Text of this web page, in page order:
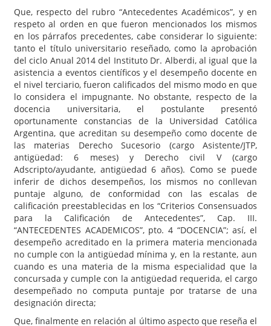
Que, respecto del rubro “Antecedentes Académicos”, y en
respeto al orden en que fueron mencionados los mismos
en los párrafos precedentes, cabe considerar lo siguiente:
tanto el título universitario reseñado, como la aprobación
del ciclo Anual 2014 del Instituto Dr. Alberdi, al igual que la
asistencia a eventos científicos y el desempeño docente en
el nivel terciario, fueron calificados del mismo modo en que
lo considera el impugnante. No obstante, respecto de la
docencia universitaria, el postulante presentó
oportunamente constancias de la Universidad Católica
Argentina, que acreditan su desempeño como docente de
las materias Derecho Sucesorio (cargo Asistente/JTP,
antigüedad: 6 meses) y Derecho civil V (cargo
Adscripto/ayudante, antigüedad 6 años). Como se puede
inferir de dichos desempeños, los mismos no conllevan
puntaje alguno, de conformidad con las escalas de
calificación preestablecidas en los “Criterios Consensuados
para la Calificación de Antecedentes”, Cap. III.
“ANTECEDENTES ACADEMICOS”, pto. 4 “DOCENCIA”; así, el
desempeño acreditado en la primera materia mencionada
no cumple con la antigüedad mínima y, en la restante, aun
cuando es una materia de la misma especialidad que la
concursada y cumple con la antigüedad requerida, el cargo
desempeñado no computa puntaje por tratarse de una
designación directa;
Que, finalmente en relación al último aspecto que reseña el